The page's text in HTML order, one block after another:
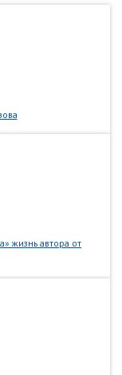
жизнь автора от